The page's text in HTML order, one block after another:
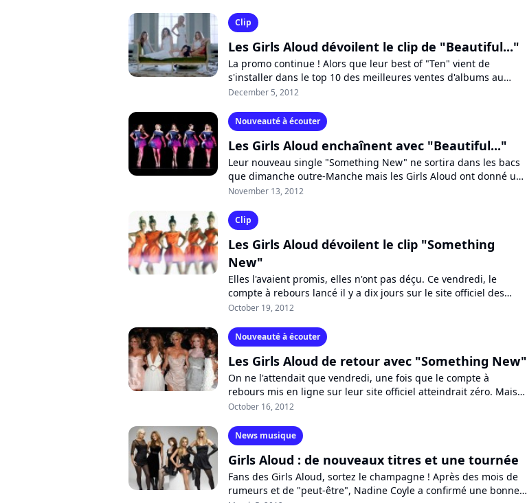
Clip
Les Girls Aloud dévoilent le clip de "Beautiful..."
La promo continue ! Alors que leur best of "Ten" vient de
s'installer dans le top 10 des meilleures ventes d'albums au
Royaume-Uni, les Girls Aloud ont...
December 5, 2012
Nouveauté à écouter
Les Girls Aloud enchaînent avec "Beautiful..."
Leur nouveau single "Something New" ne sortira dans les bacs
que dimanche outre-Manche mais les Girls Aloud ont donné un
deuxième aperçu des titres inédits...
November 13, 2012
Clip
Les Girls Aloud dévoilent le clip "Something
New"
Elles l'avaient promis, elles n'ont pas déçu. Ce vendredi, le
compte à rebours lancé il y a dix jours sur le site officiel des
Girls Aloud a pris fin...
October 19, 2012
Nouveauté à écouter
Les Girls Aloud de retour avec "Something New"
On ne l'attendait que vendredi, une fois que le compte à
rebours mis en ligne sur leur site officiel atteindrait zéro. Mais
hier soir, le nouveau single...
October 16, 2012
News musique
Girls Aloud : de nouveaux titres et une tournée
Fans des Girls Aloud, sortez le champagne ! Après des mois de
rumeurs et de "peut-être", Nadine Coyle a confirmé une bonne